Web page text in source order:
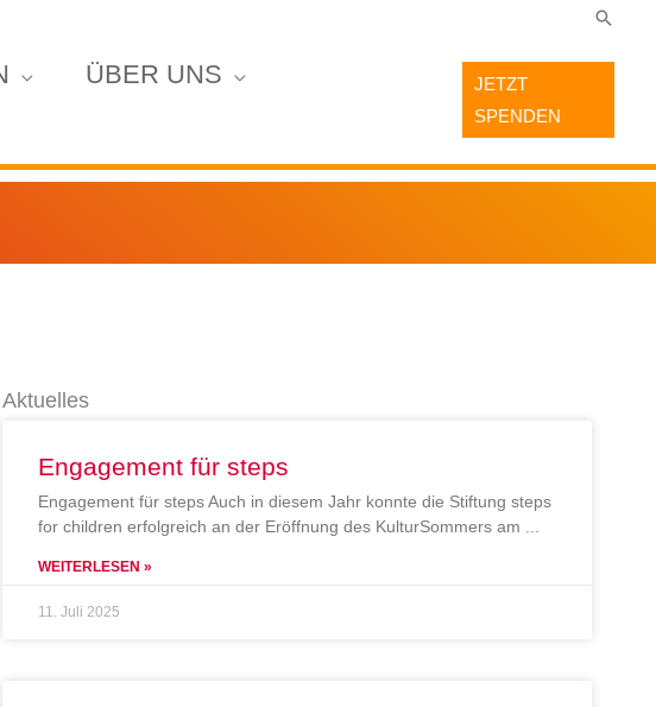
ÜBER UNS
JETZT
SPENDEN
Aktuelles
Engagement für steps
Engagement für steps Auch in diesem Jahr konnte die Stiftung steps
for children erfolgreich an der Eröffnung des KulturSommers am
WEITERLESEN »
11. Juli 2025